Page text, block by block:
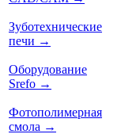
Зуботехнические
печи →
Оборудование
Srefo →
Фотополимерная
смола →